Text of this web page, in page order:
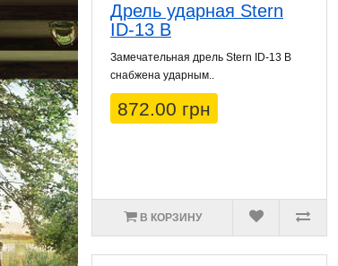
Дрель ударная Stern
ID-13 B
Замечательная дрель Stern ID-13 B
снабжена ударным..
872.00 грн
В КОРЗИНУ